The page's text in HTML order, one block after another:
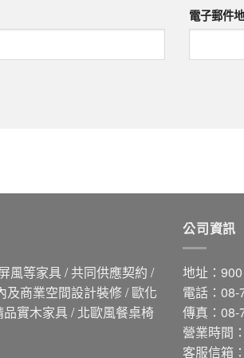
電子郵件
風等家具 / 共同供應契約 /
及商業空間設計裝修 / 歐化
實木家具 / 北歐風餐桌椅
公司資訊
地址：
電話：08-
傳真：08-
營業時間
客服信箱：